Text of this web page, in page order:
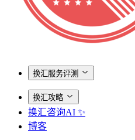
换汇服务评测
换汇攻略
换汇咨询AI ✨
博客